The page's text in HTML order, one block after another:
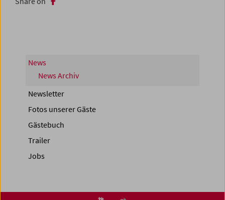
News
News Archiv
Newsletter
Fotos unserer Gäste
Gästebuch
Trailer
Jobs